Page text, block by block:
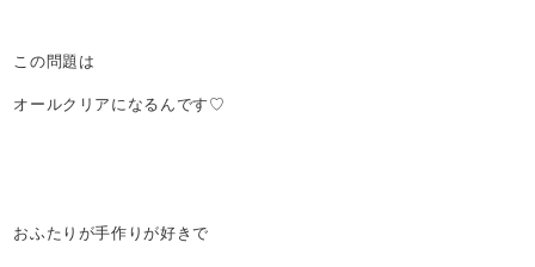
この問題は
オールクリアになるんです♡
おふたりが手作りが好きで